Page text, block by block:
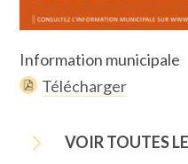
Information municipale
Télécharger
5 VOIR TOUTES